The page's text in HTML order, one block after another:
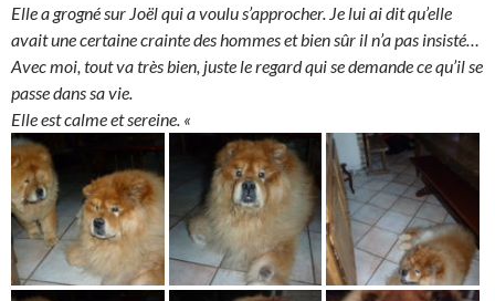
Elle a grogné sur Joël qui a voulu s’approcher. Je lui ai dit qu’elle
avait une certaine crainte des hommes et bien sûr il n’a pas insisté…
Avec moi, tout va très bien, juste le regard qui se demande ce qu’il se
passe dans sa vie.
Elle est calme et sereine. «